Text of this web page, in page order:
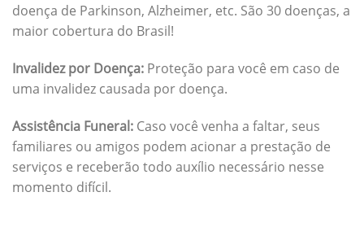
doença de Parkinson, Alzheimer, etc. São 30 doenças, a
maior cobertura do Brasil!
Invalidez por Doença: Proteção para você em caso de
uma invalidez causada por doença.
Assistência Funeral: Caso você venha a faltar, seus
familiares ou amigos podem acionar a prestação de
serviços e receberão todo auxílio necessário nesse
momento difícil.